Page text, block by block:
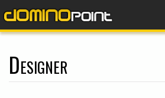
Designer